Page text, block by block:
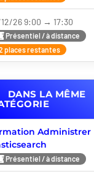
26 9:00 → 17:30
Présentiel / à distance
places restantes
DANS LA MÊME
Administrer
Présentiel / à distance